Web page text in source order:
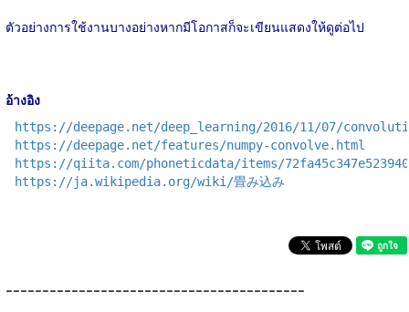
ตัวอย่างการใช้งานบางอย่างหากมีโอกาสก็จะเขียนแสดงให้ดูต่อไป
อ้างอิง
https://deepage.net/deep_learning/2016/11/07/
https://deepage.net/features/numpy-convolve.html
https://qiita.com/phoneticdata/items/
https://ja.wikipedia.org/wiki/畳み込み
-----------------------------------------